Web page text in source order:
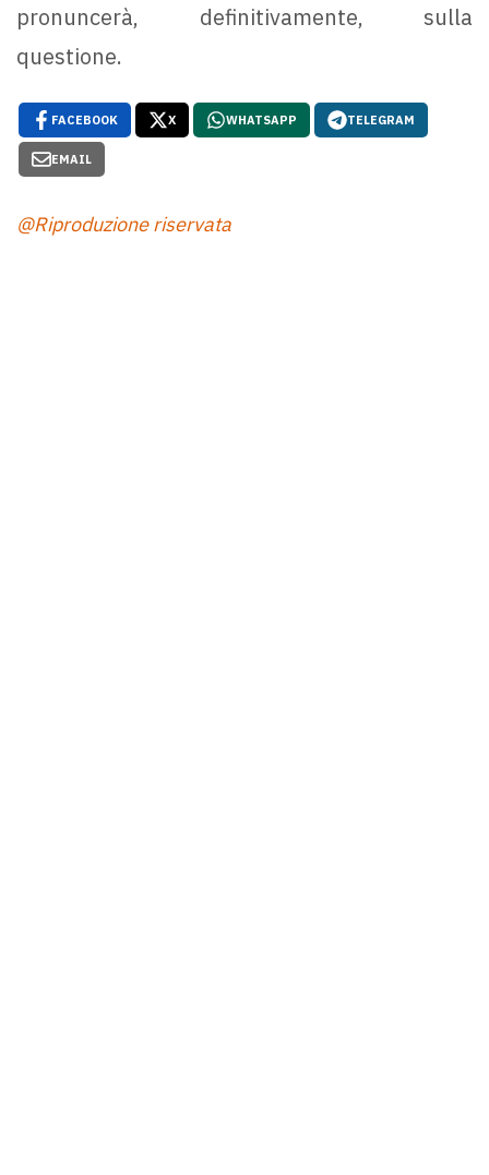
pronuncerà, definitivamente, sulla
questione.
FACEBOOK X WHATSAPP TELEGRAM
EMAIL
@Riproduzione riservata